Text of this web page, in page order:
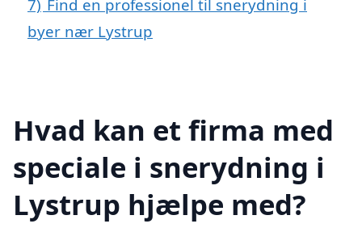
7) Find en professionel til snerydning i
byer nær Lystrup
Hvad kan et firma med
speciale i snerydning i
Lystrup hjælpe med?